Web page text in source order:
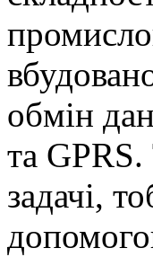
обмін
та
задачі,